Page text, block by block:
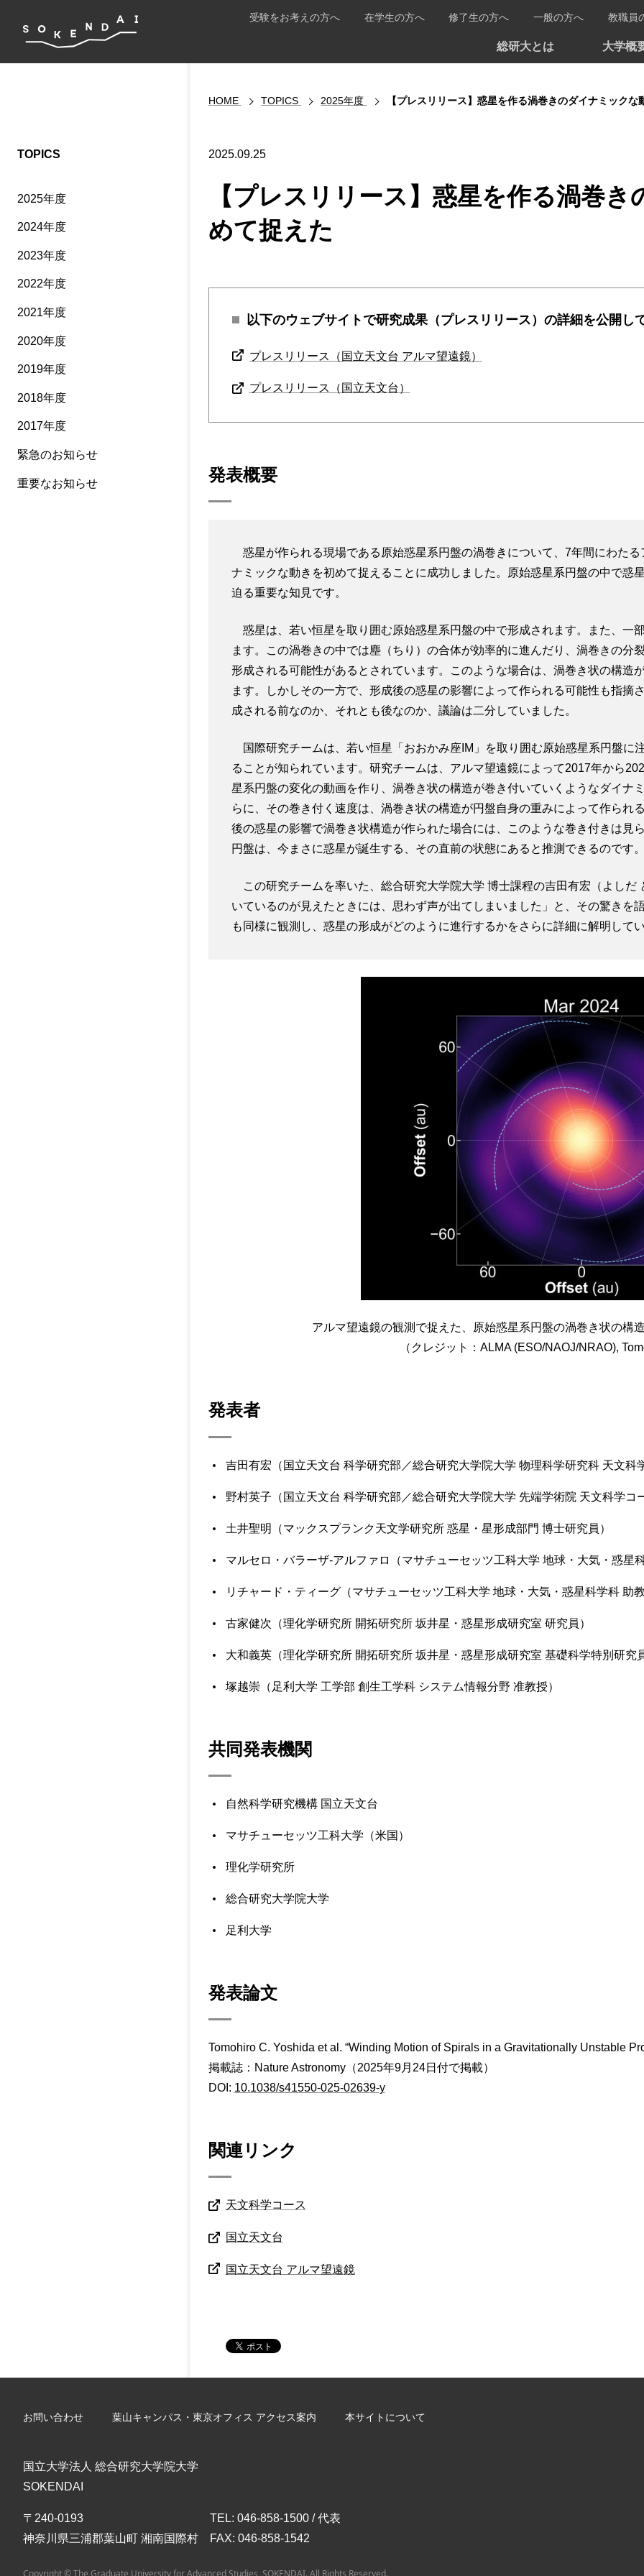
総研大とは 大学概
受験をお考えの方へ 在学生の方へ 修了生の方へ 一般の方へ 教職員
HOME TOPICS 2025年度 【プレスリリース】惑星を作る渦巻きのダイナミックな
2025.09.25
【プレスリリース】惑星を作る渦巻
めて捉えた
以下のウェブサイトで研究成果（プレスリリース）の詳細を公開し
プレスリリース（国立天文台 アルマ望遠鏡）
プレスリリース（国立天文台）
発表概要
惑星が作られる現場である原始惑星系円盤の渦巻きについて、7年間にわた
ナミックな動きを初めて捉えることに成功しました。原始惑星系円盤の中で惑
迫る重要な知見です。
惑星は、若い恒星を取り囲む原始惑星系円盤の中で形成されます。また、一
ます。この渦巻きの中では塵（ちり）の合体が効率的に進んだり、渦巻きの分
形成される可能性があるとされています。このような場合は、渦巻き状の構造
ます。しかしその一方で、形成後の惑星の影響によって作られる可能性も指摘
成される前なのか、それとも後なのか、議論は二分していました。
国際研究チームは、若い恒星「おおかみ座IM」を取り囲む原始惑星系円盤に
ることが知られています。研究チームは、アルマ望遠鏡によって2017年から
星系円盤の変化の動画を作り、渦巻き状の構造が巻き付いていくようなダイナ
らに、その巻き付く速度は、渦巻き状の構造が円盤自身の重みによって作られ
後の惑星の影響で渦巻き状構造が作られた場合には、このような巻き付きは見
円盤は、今まさに惑星が誕生する、その直前の状態にあると推測できるのです
この研究チームを率いた、総合研究大学院大学 博士課程の吉田有宏（よしだ
いているのが見えたときには、思わず声が出てしまいました」と、その驚きを
も同様に観測し、惑星の形成がどのように進行するかをさらに詳細に解明して
アルマ望遠鏡の観測で捉えた、原始惑星系円盤の渦巻き状の構
（クレジット：ALMA (ESO/NAOJ/NRAO),
発表者
吉田有宏（国立天文台 科学研究部／総合研究大学院大学 物理科学研究科 天文科
野村英子（国立天文台 科学研究部／総合研究大学院大学 先端学術院 天文科学コ
土井聖明（マックスプランク天文学研究所 惑星・星形成部門 博士研究員）
マルセロ・バラーザ-アルファロ（マサチューセッツ工科大学 地球・大気・惑星
リチャード・ティーグ（マサチューセッツ工科大学 地球・大気・惑星科学科 助
古家健次（理化学研究所 開拓研究所 坂井星・惑星形成研究室 研究員）
大和義英（理化学研究所 開拓研究所 坂井星・惑星形成研究室 基礎科学特別研究
塚越崇（足利大学 工学部 創生工学科 システム情報分野 准教授）
共同発表機関
自然科学研究機構 国立天文台
マサチューセッツ工科大学（米国）
理化学研究所
総合研究大学院大学
足利大学
発表論文
Tomohiro C. Yoshida et al. “Winding Motion of Spirals in a Gravitationally Unstable
掲載誌：Nature Astronomy（2025年9月24日付で掲載）
DOI: 10.1038/s41550-025-02639-y
関連リンク
天文科学コース
国立天文台
国立天文台 アルマ望遠鏡
TOPICS
2025年度
2024年度
2023年度
2022年度
2021年度
2020年度
2019年度
2018年度
2017年度
緊急のお知らせ
重要なお知らせ
お問い合わせ 葉山キャンパス・東京オフィス アクセス案内 本サイトについて
国立大学法人 総合研究大学院大学
SOKENDAI
〒240-0193
神奈川県三浦郡葉山町 湘南国際村
TEL: 046-858-1500 / 代表
FAX: 046-858-1542
Copyright © The Graduate University for Advanced Studies, SOKENDAI. All Rights Reserved.